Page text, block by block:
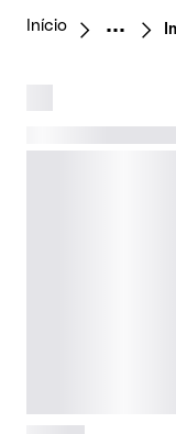
Início